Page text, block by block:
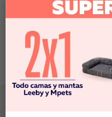
1. Revisa que la búsqueda
2. Prueba a volver a buscar
3. Vuelve a nuestra
¡Todos los